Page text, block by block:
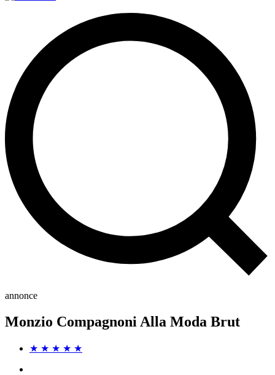
annonce
Monzio Compagnoni Alla Moda Brut
★ ★ ★ ★ ★